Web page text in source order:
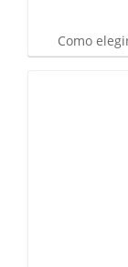
Como